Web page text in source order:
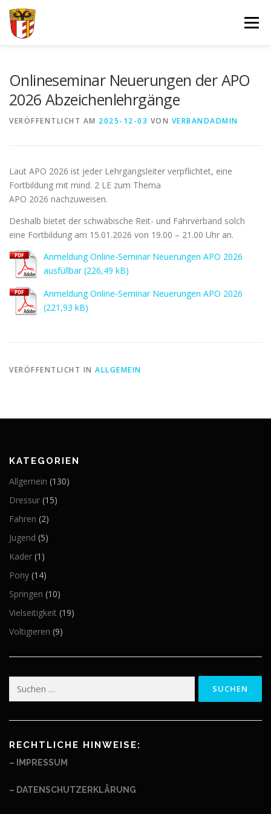
Zum
Inhalt
springen
Menü
Onlineseminar Neuerungen der APO
2026 Abzeichenlehrgänge
VERÖFFENTLICHT AM 2025-12-03 VON VERBANDADMIN
Laut APO 2026 ist jeder Lehrgangsleiter verpflichtet, eine
Fortbildung mit mind. 2 LE zum Thema
APO 2026 nachzuweisen.
Deshalb bietet der schwäbische Reit- und Fahrverband solch
eine Fortbildung am 15.01.2026 von 19.00 – 21.00 Uhr an.
Anmeldung Online-Seminar Neuerungen APO 2026
ausfüllbar
Anmeldung Online-Seminar Neuerungen APO 2026
VERÖFFENTLICHT IN ALLGEMEIN
KATEGORIEN
Allgemein (130)
Dressur (15)
Fahren (2)
Jugend (5)
Kader (1)
Pony (14)
Springen (10)
Vielseitigkeit (19)
Voltigieren (9)
Suchen
RECHTLICHE HINWEISE:
– IMPRESSUM
– DATENSCHUTZERKLÄRUNG